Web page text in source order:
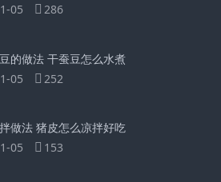
05
286
的做法 干蚕豆怎么水煮
05
252
做法 猪皮怎么凉拌好吃
05
153